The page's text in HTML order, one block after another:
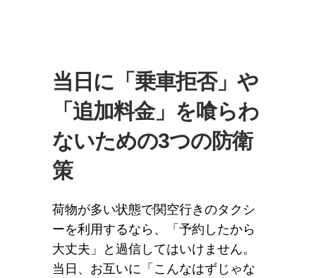
当日に「乗車拒否」や
「追加料金」を喰らわ
ないための3つの防衛
策
荷物が多い状態で関空行きのタクシ
ーを利用するなら、「予約したから
大丈夫」と過信してはいけません。
当日、お互いに「こんなはずじゃな